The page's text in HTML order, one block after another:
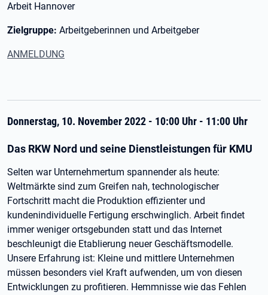
Arbeit Hannover
Zielgruppe: Arbeitgeberinnen und Arbeitgeber
ANMELDUNG
Donnerstag, 10. November 2022 - 10:00 Uhr - 11:00 Uhr
Das RKW Nord und seine Dienstleistungen für KMU
Selten war Unternehmertum spannender als heute:
Weltmärkte sind zum Greifen nah, technologischer
Fortschritt macht die Produktion effizienter und
kundenindividuelle Fertigung erschwinglich. Arbeit findet
immer weniger ortsgebunden statt und das Internet
beschleunigt die Etablierung neuer Geschäftsmodelle.
Unsere Erfahrung ist: Kleine und mittlere Unternehmen
müssen besonders viel Kraft aufwenden, um von diesen
Entwicklungen zu profitieren. Hemmnisse wie das Fehlen